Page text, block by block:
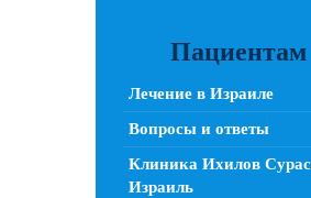
Пациентам
Лечение в Израиле
Вопросы и ответы
Клиника Ихилов
Израиль